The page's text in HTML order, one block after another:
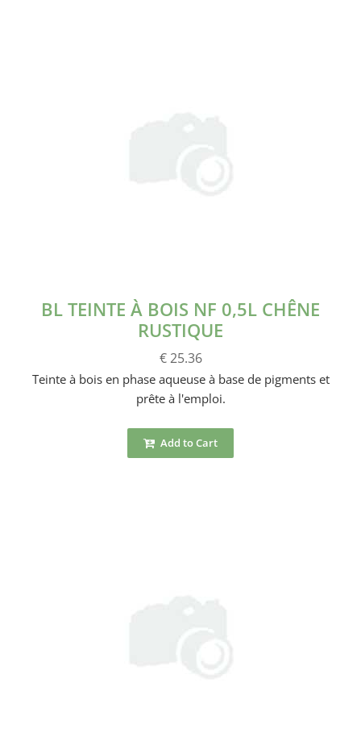
BL TEINTE À BOIS NF 0,5L CHÊNE
RUSTIQUE
€ 25.36
Teinte à bois en phase aqueuse à base de pigments et
prête à l'emploi.
Add to Cart